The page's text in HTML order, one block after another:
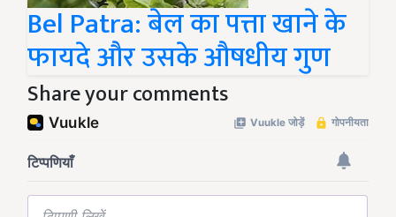
Bel Patra: बेल का पत्ता खाने के
फायदे और उसके औषधीय गुण
Share your comments